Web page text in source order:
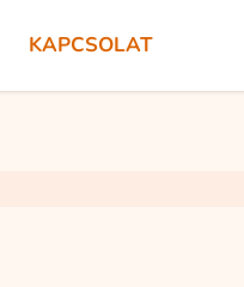
KAPCSOLAT